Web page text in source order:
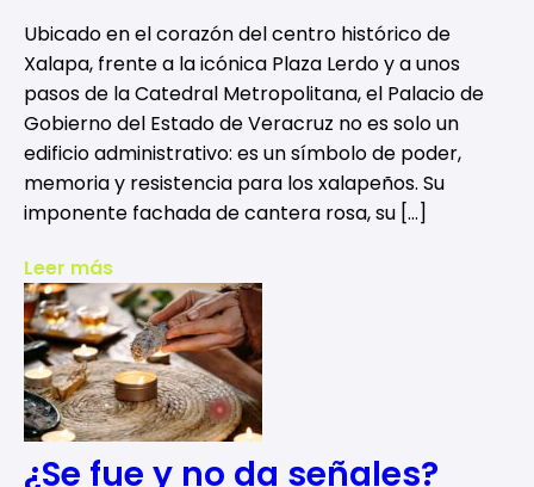
Ubicado en el corazón del centro histórico de
Xalapa, frente a la icónica Plaza Lerdo y a unos
pasos de la Catedral Metropolitana, el Palacio de
Gobierno del Estado de Veracruz no es solo un
edificio administrativo: es un símbolo de poder,
memoria y resistencia para los xalapeños. Su
imponente fachada de cantera rosa, su […]
Leer más
¿Se fue y no da señales?